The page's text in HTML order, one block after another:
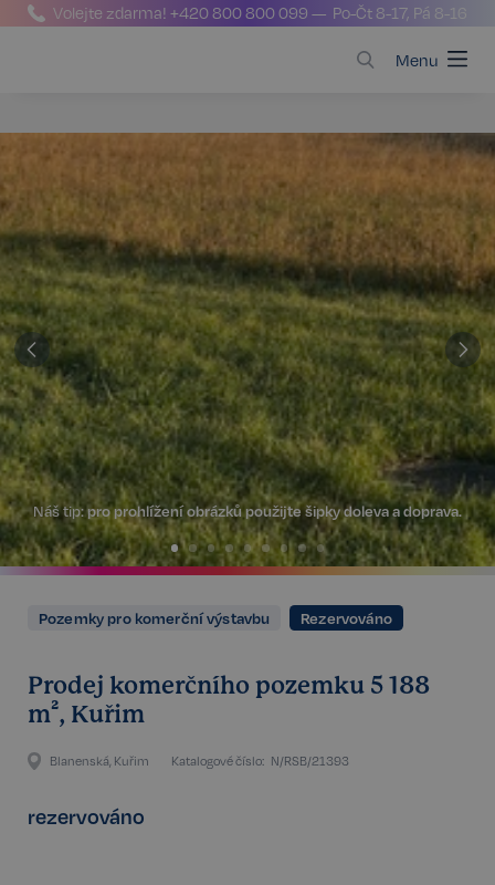
Volejte zdarma!+420 800 800 099 — Po-Čt 8-17, Pá 8-16
Menu
Náš tip:pro prohlížení obrázků použijte šipky doleva a doprava.
Pozemky pro komerční výstavbu Rezervováno
Prodej komerčního pozemku 5 188
m², Kuřim
Blanenská, Kuřim Katalogové číslo: N/RSB/21393
rezervováno